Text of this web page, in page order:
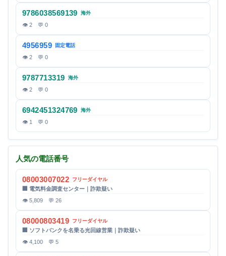
9786038569139 海外
👁 2 💬 0
4956959 固定電話
👁 2 💬 0
9787713319 海外
👁 2 💬 0
6942451324769 海外
👁 1 💬 0
人気の電話番号
08003007022 フリーダイヤル
🏢 電気料金調査センター｜詐欺疑い
👁 5,809 💬 26
08000803419 フリーダイヤル
🏢 ソフトバンクを名乗る光回線営業｜詐欺疑い
👁 4,100 💬 5